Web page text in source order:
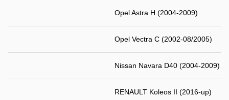
Opel Astra H (2004-2009)
Opel Vectra C (2002-08/2005)
Nissan Navara D40 (2004-2009)
RENAULT Koleos II (2016-up)